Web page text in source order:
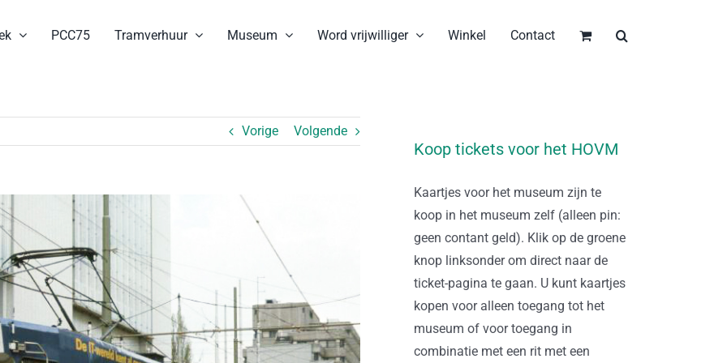
PCC75 Tramverhuur Museum Word vrijwilliger Winkel Contact
Vorige Volgende
Koop tickets voor het HOVM
Kaartjes voor het museum zijn te
koop in het museum zelf (alleen pin:
geen contant geld). Klik op de groene
knop linksonder om direct naar de
ticket-pagina te gaan. U kunt kaartjes
kopen voor alleen toegang tot het
museum of voor toegang in
combinatie met een rit met een